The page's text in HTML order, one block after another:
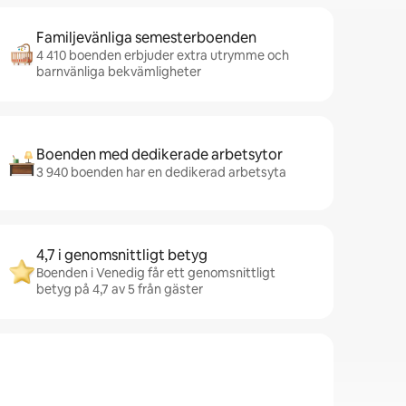
Familjevänliga semesterboenden
4 410 boenden erbjuder extra utrymme och
barnvänliga bekvämligheter
Boenden med dedikerade arbetsytor
3 940 boenden har en dedikerad arbetsyta
4,7 i genomsnittligt betyg
Boenden i Venedig får ett genomsnittligt
betyg på 4,7 av 5 från gäster